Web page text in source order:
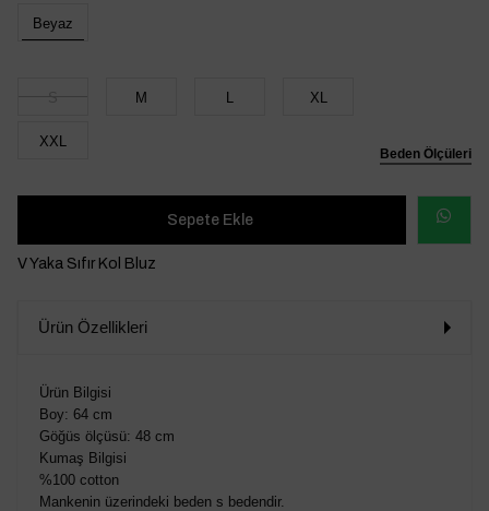
Beden Ölçüleri
Beyaz
M XL
XXL
VER
V Yaka Sıfır Kol Bluz
Ürün Özellikleri
Ürün Bilgisi
Boy: 64 cm
Göğüs ölçüsü: 48 cm
Kumaş Bilgisi
%100 cotton
Mankenin üzerindeki beden s bedendir.